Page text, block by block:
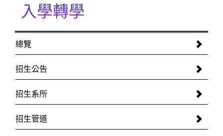
入學轉學
總覽
招生公告
招生系所
招生管道